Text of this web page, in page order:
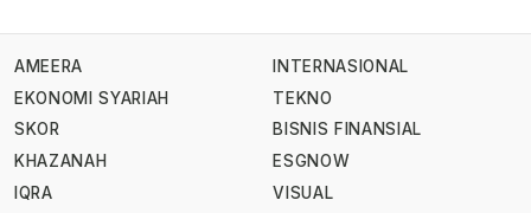
AMEERA
EKONOMI SYARIAH
SKOR
KHAZANAH
IQRA
INTERNASIONAL
TEKNO
BISNIS FINANSIAL
ESGNOW
VISUAL